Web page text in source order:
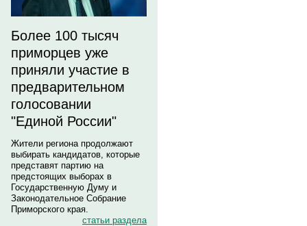
Более 100 тысяч
приморцев уже
приняли участие в
предварительном
голосовании
"Единой России"
Жители региона продолжают
выбирать кандидатов, которые
представят партию на
предстоящих выборах в
Государственную Думу и
Законодательное Собрание
Приморского края.
статьи раздела